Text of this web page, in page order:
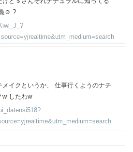
☺️ ?
メイクというか、 仕事行くようのナチ
w したわw